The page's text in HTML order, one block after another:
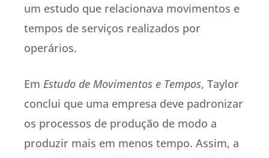
um estudo que relacionava movimentos e
tempos de serviços realizados por
operários.
Em Estudo de Movimentos e Tempos, Taylor
conclui que uma empresa deve padronizar
os processos de produção de modo a
produzir mais em menos tempo. Assim, a